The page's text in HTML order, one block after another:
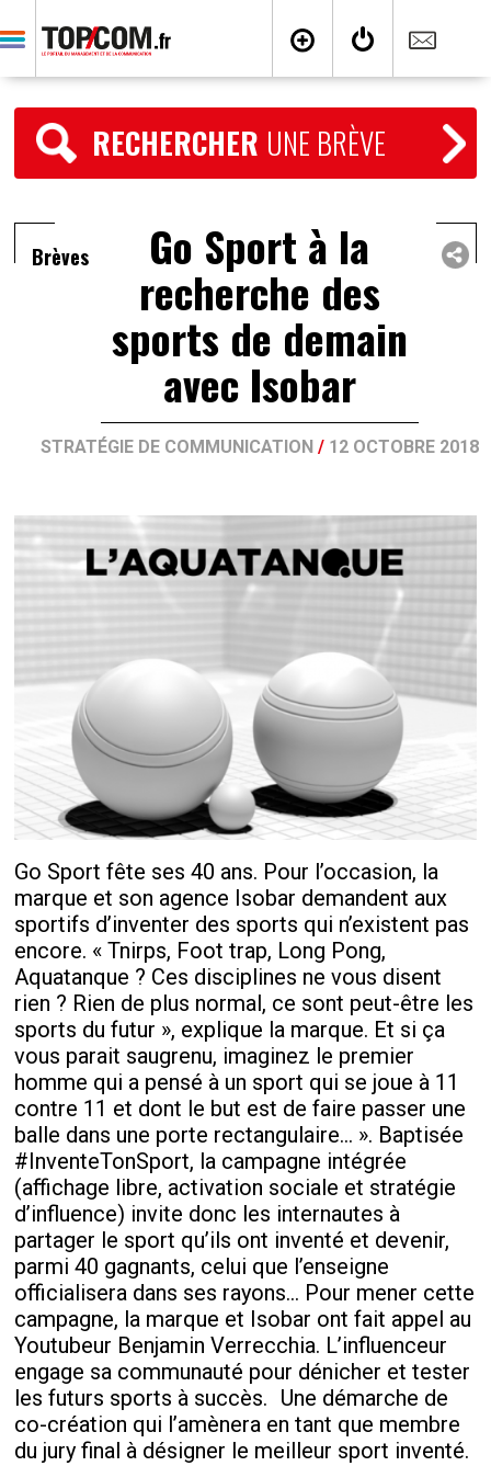
RECHERCHER UNE BRÈVE
Brèves Go Sport à la
recherche des
sports de demain
avec Isobar
STRATÉGIE DE COMMUNICATION/ 12 OCTOBRE 2018
Go Sport fête ses 40 ans. Pour l’occasion, la
marque et son agence Isobar demandent aux
sportifs d’inventer des sports qui n’existent pas
encore. « Tnirps, Foot trap, Long Pong,
Aquatanque ? Ces disciplines ne vous disent
rien ? Rien de plus normal, ce sont peut-être les
sports du futur », explique la marque. Et si ça
vous parait saugrenu, imaginez le premier
homme qui a pensé à un sport qui se joue à 11
contre 11 et dont le but est de faire passer une
balle dans une porte rectangulaire... ». Baptisée
#InventeTonSport, la campagne intégrée
(affichage libre, activation sociale et stratégie
d’influence) invite donc les internautes à
partager le sport qu’ils ont inventé et devenir,
parmi 40 gagnants, celui que l’enseigne
officialisera dans ses rayons… Pour mener cette
campagne, la marque et Isobar ont fait appel au
Youtubeur Benjamin Verrecchia. L’influenceur
engage sa communauté pour dénicher et tester
les futurs sports à succès. Une démarche de
co-création qui l’amènera en tant que membre
du jury final à désigner le meilleur sport inventé.